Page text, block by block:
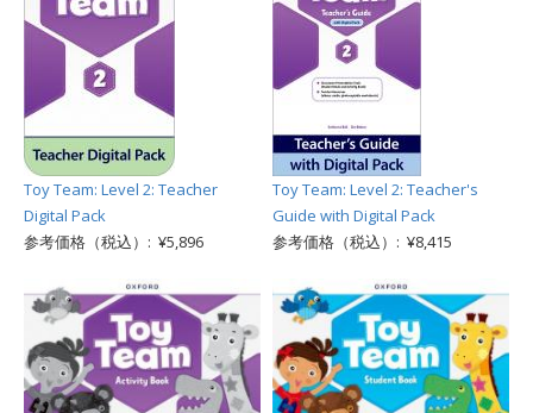
Toy Team: Level 2: Teacher
Digital Pack
参考価格（税込）: ¥5,896
Toy Team: Level 2: Teacher's
Guide with Digital Pack
参考価格（税込）: ¥8,415